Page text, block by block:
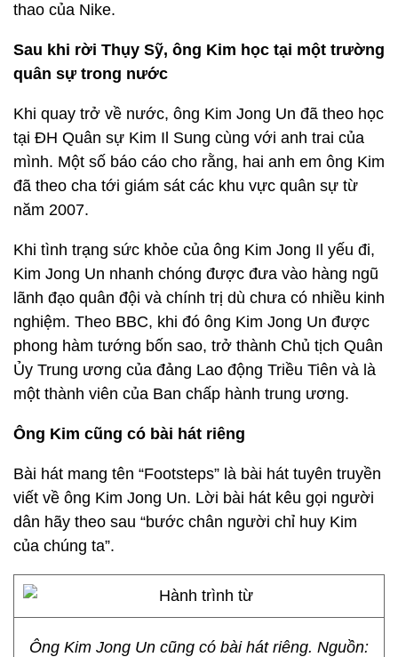
thao của Nike.
Sau khi rời Thụy Sỹ, ông Kim học tại một trường
quân sự trong nước
Khi quay trở về nước, ông Kim Jong Un đã theo học
tại ĐH Quân sự Kim Il Sung cùng với anh trai của
mình. Một số báo cáo cho rằng, hai anh em ông Kim
đã theo cha tới giám sát các khu vực quân sự từ
năm 2007.
Khi tình trạng sức khỏe của ông Kim Jong Il yếu đi,
Kim Jong Un nhanh chóng được đưa vào hàng ngũ
lãnh đạo quân đội và chính trị dù chưa có nhiều kinh
nghiệm. Theo BBC, khi đó ông Kim Jong Un được
phong hàm tướng bốn sao, trở thành Chủ tịch Quân
Ủy Trung ương của đảng Lao động Triều Tiên và là
một thành viên của Ban chấp hành trung ương.
Ông Kim cũng có bài hát riêng
Bài hát mang tên “Footsteps” là bài hát tuyên truyền
viết về ông Kim Jong Un. Lời bài hát kêu gọi người
dân hãy theo sau “bước chân người chỉ huy Kim
của chúng ta”.
Ông Kim Jong Un cũng có bài hát riêng. Nguồn: